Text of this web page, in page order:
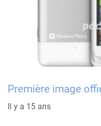
Première image
Il y a 15 ans